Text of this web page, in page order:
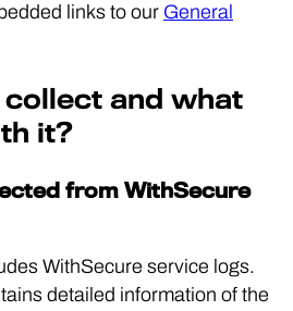
links to our General
and what
it?
from WithSecure
WithSecure service logs.
detailed information of the